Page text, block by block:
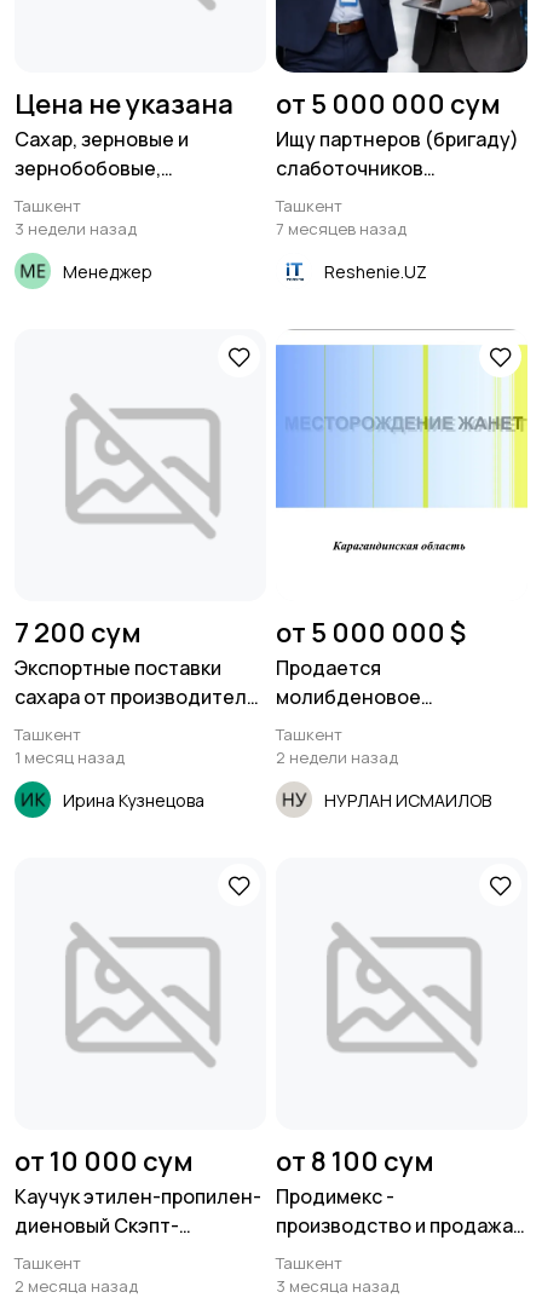
Цена не указана
Сахар, зерновые и
зернобобовые,
масличные культуры,
корма
Ташкент
3 недели назад
Менеджер
от 5 000 000 сум
Ищу партнеров (бригаду)
слаботочников
монтажников СКС
Ташкент
7 месяцев назад
Reshenie.UZ
7 200 сум
Экспортные поставки
сахара от производителя
ГК Юг Руси
Ташкент
1 месяц назад
Ирина Кузнецова
от 5 000 000 $
Продается
молибденовое
месторождение
Ташкент
2 недели назад
НУРЛАН ИСМАИЛОВ
от 10 000 сум
Каучук этилен-пропилен-
диеновый Скэпт-
Башнефть/Роснефть
Ташкент
2 месяца назад
от 8 100 сум
Продимекс -
производство и продажа
сахара оптом
Ташкент
3 месяца назад